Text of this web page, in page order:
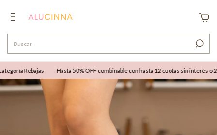
Rebajas Hasta 50% OFF combinable con hasta 12 cuotas sin interés o